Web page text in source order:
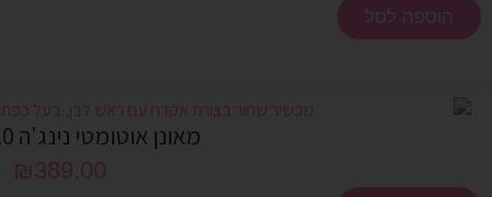
הוספה לסל
מאונן אוטומטי נינג'ה X310 רוטט
₪389.00